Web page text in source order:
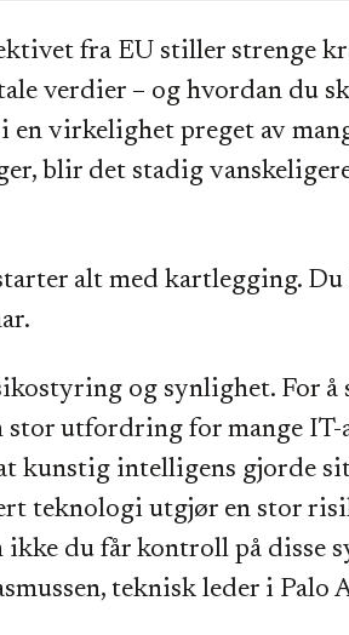
fra EU stiller strenge
verdier – og hvordan du
en virkelighet preget av
blir det stadig
alt med kartlegging.
og synlighet. For å
stor utfordring for mange IT-
kunstig intelligens gjorde
teknologi utgjør en stor
du får kontroll på disse
teknisk leder i Palo